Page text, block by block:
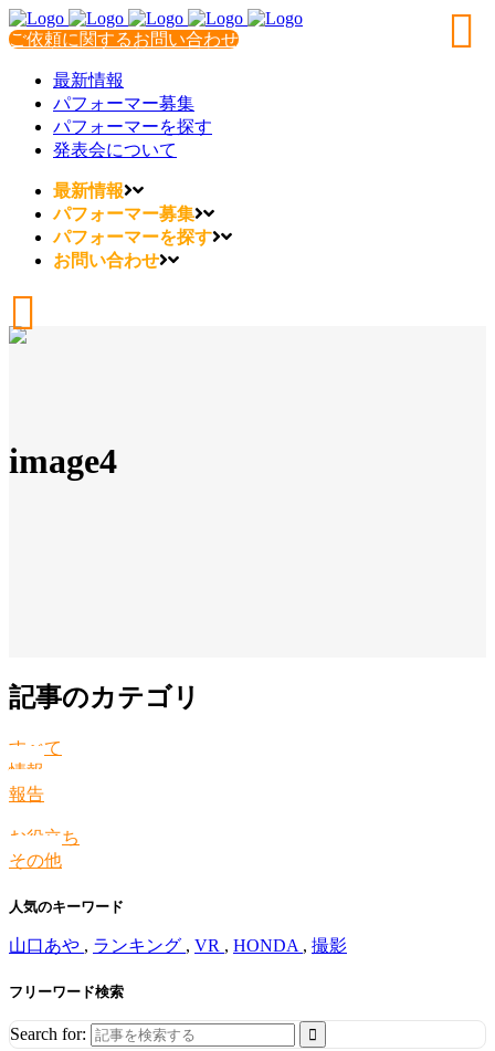
ご依頼に関するお問い合わせ
最新情報
パフォーマー募集
パフォーマーを探す
発表会について
最新情報
パフォーマー募集
パフォーマーを探す
お問い合わせ
image4
記事のカテゴリ
すべて
情報
報告
お役立ち
その他
人気のキーワード
山口あや , ランキング , VR , HONDA , 撮影
フリーワード検索
Search for: